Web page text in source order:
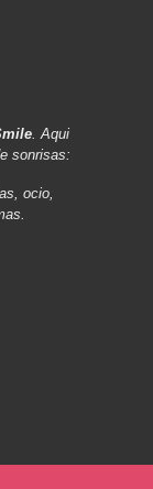
. Aqui
sonrisas:
ocio,